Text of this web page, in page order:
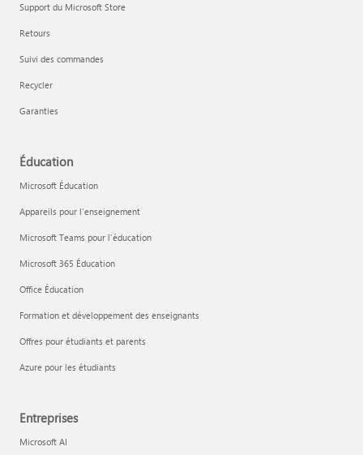
Support du Microsoft Store
Retours
Suivi des commandes
Recycler
Garanties
Éducation
Microsoft Éducation
Appareils pour l’enseignement
Microsoft Teams pour l’éducation
Microsoft 365 Éducation
Office Éducation
Formation et développement des enseignants
Offres pour étudiants et parents
Azure pour les étudiants
Entreprises
Microsoft AI